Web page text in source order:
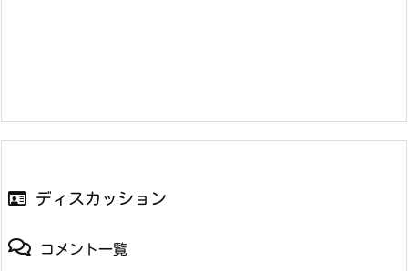
ディスカッション
コメント一覧